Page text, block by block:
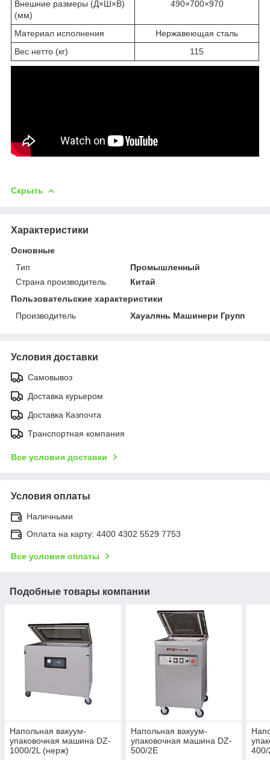
Внешние размеры (Д×Ш×В)
(мм)
490×700×970
Материал исполнения
Нержавеющая сталь
Вес нетто (кг)
115
Скрыть
Характеристики
Основные
Тип
Промышленный
Страна производитель
Китай
Пользовательские характеристики
Производитель
Хауалянь Машинери Групп
Условия доставки
Самовывоз
Доставка курьером
Доставка Казпочта
Транспортная компания
Все условия доставки
Условия оплаты
Наличными
Оплата на карту: 4400 4302 5529 7753
Все условия оплаты
Подобные товары компании
Напольная вакуум-
упаковочная машина DZ-
1000/2L (нерж)
Напольная вакуум-
упаковочная машина DZ-
500/2E
400/